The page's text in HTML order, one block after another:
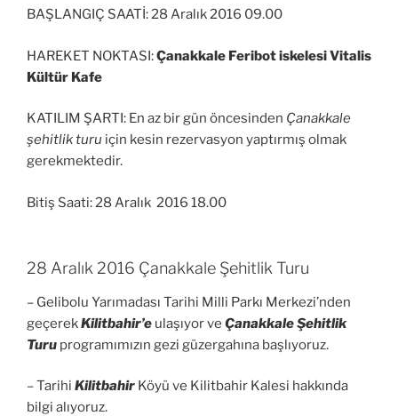
BAŞLANGIÇ SAATİ: 28 Aralık 2016 09.00
HAREKET NOKTASI:Çanakkale Feribot iskelesi Vitalis
Kültür Kafe
KATILIM ŞARTI: En az bir gün öncesinden Çanakkale
şehitlik turu için kesin rezervasyon yaptırmış olmak
gerekmektedir.
Bitiş Saati: 28 Aralık 2016 18.00
28 Aralık 2016 Çanakkale Şehitlik Turu
– Gelibolu Yarımadası Tarihi Milli Parkı Merkezi’nden
geçerekKilitbahir’e ulaşıyor ve Çanakkale Şehitlik
Turu programımızın gezi güzergahına başlıyoruz.
– Tarihi Kilitbahir Köyü ve Kilitbahir Kalesi hakkında
bilgi alıyoruz.